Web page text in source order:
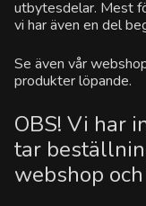
utbytesdelar. Mest
vi har även en del
Se även vår
produkter löpande.
OBS! Vi har
tar
webshop